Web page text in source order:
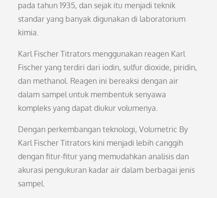
pada tahun 1935, dan sejak itu menjadi teknik
standar yang banyak digunakan di laboratorium
kimia.
Karl Fischer Titrators menggunakan reagen Karl
Fischer yang terdiri dari iodin, sulfur dioxide, piridin,
dan methanol. Reagen ini bereaksi dengan air
dalam sampel untuk membentuk senyawa
kompleks yang dapat diukur volumenya.
Dengan perkembangan teknologi, Volumetric By
Karl Fischer Titrators kini menjadi lebih canggih
dengan fitur-fitur yang memudahkan analisis dan
akurasi pengukuran kadar air dalam berbagai jenis
sampel.